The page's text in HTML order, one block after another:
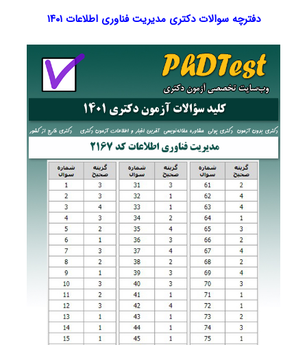
دفترچه سوالات دکتری مدیریت فناوری اطلاعات ۱۴۰۱